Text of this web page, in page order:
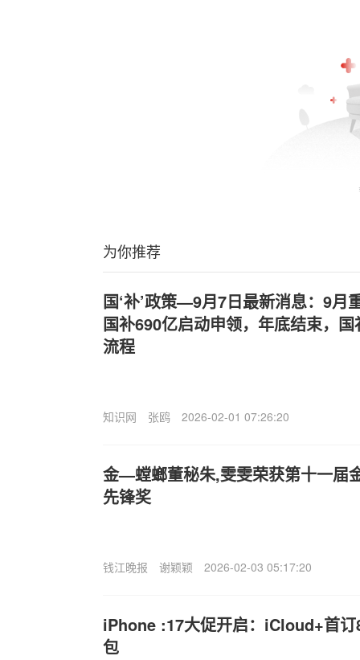
为你推荐
国‘补’政策—9月7日最新消息：9月
国补690亿启动申领，年底结束，
流程
知识网 张鸥 2026-02-01 07:26:20
金—螳螂董秘朱,雯雯荣获第十一届
先锋奖
钱江晚报 谢颖颖 2026-02-03 05:17:20
iPhone :17大促开启：iCloud+首
包